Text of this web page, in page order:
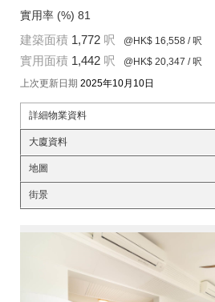
實用率 (%) 81
建築面積 1,772 呎 @HK$ 16,558 / 呎
實用面積 1,442 呎 @HK$ 20,347 / 呎
上次更新日期 2025年10月10日
詳細物業資料
大廈資料
地圖
街景